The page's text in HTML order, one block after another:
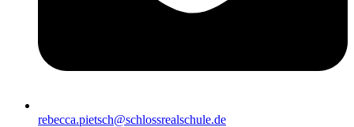
rebecca.pietsch@schlossrealschule.de